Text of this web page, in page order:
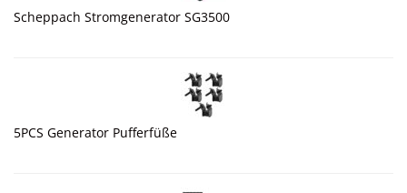
Scheppach Stromgenerator SG3500
5PCS Generator Pufferfüße